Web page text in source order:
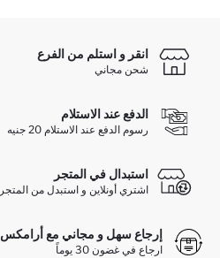
انقر و استلم من الفرع
شحن مجاني
الدفع عند الاستلام
رسوم الدفع عند الاستلام 20 جنيه
استبدال في المتجر
اشتري أونلاين و استبدل من المتجر
إرجاع سهل و مجاني مع أرامكس
ارجاع في غضون 30 يوماً